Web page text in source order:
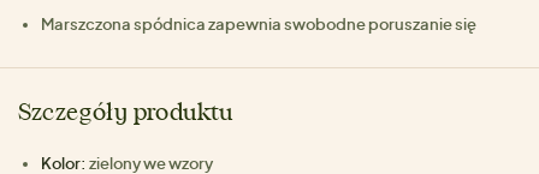
Marszczona spódnica zapewnia swobodne poruszanie się
Szczegóły produktu
Kolor: zielony we wzory